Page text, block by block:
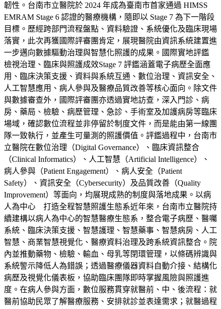
韌性。台南市立醫院於 2024 年成為臺南市首家通過 HIMSS
EMRAM Stage 6 認證的醫療機構，隨即以 Stage 7 為下一階段
目標。歷經跨部門流程盤點、資料驗證、系統優化及臨床現場
落實，此次再獲國際評審團肯定，展現醫院由資訊系統建置進
一步邁向數據驅動治理與智慧化照護的成果。國際實地評鑑
檢視治理、臨床與照護成效Stage 7 評鑑涵蓋電子病歷全面應
用、臨床決策支援、資料與系統互通、數位治理、資訊安全、
人工智慧應用、病人參與及醫療品質改善等核心面向。除文件
與數據審查外，國際評審團亦透過實地訪查，深入門診、病
房、藥局、檢驗、病歷管理、急診、手術室及加護病房等臨床
場域，確認數位流程並非停留於制度文件，而是能由第一線團
隊一致執行，並產生可量測的照護價值。評鑑過程中，台南市
立醫院在數位治理（Digital Governance）、臨床資訊整合
（Clinical Informatics）、人工智慧（Artificial Intelligence）、
病人參與（Patient Engagement）、病人安全（Patient
Safety）、資訊安全（Cybersecurity）及品質改善（Quality
Improvement）等面向，均展現成熟的制度與落地成果。以病
人為中心 打造全程智慧照護生態系近年來，台南市立醫院持
續建構以病人為中心的智慧醫療生態系，整合電子病歷、醫囑
系統、臨床決策支援、智慧護理、智慧藥事、智慧病房、人工
智慧、商業智慧視覺化、醫療資料治理及跨系統資訊整合。院
內並推動藥物、檢驗、輸血、母乳等閉環管理，以條碼辨識與
系統警示降低人為錯誤；透過醫療儀器資料自動介接、結構化
病歷及視覺化儀表板，協助臨床團隊即時掌握風險與照護進
度。在病人參與方面，數位服務貫穿就醫前、中、後流程：就
醫前協助民眾了解醫療服務、安排就診並表達需求；就醫過程